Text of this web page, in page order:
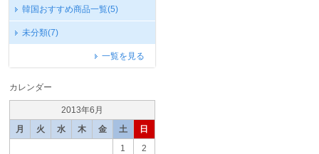
韓国おすすめ商品一覧(5)
未分類(7)
一覧を見る
カレンダー
2013年6月
月
火 水 木 金 土 日
1
2